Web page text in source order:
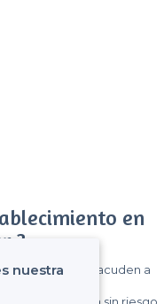
en
?
visitantes que acuden a
nuestra